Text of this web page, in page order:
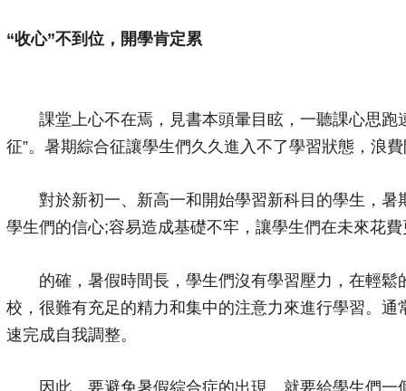
“收心”不到位，開學肯定累
課堂上心不在焉，見書本頭暈目眩，一聽課心思跑
征”。暑期綜合征讓學生們久久進入不了學習狀態，浪
對於新初一、新高一和開始學習新科目的學生，暑
學生們的信心;容易造成基礎不牢，讓學生們在未來花
的確，暑假時間長，學生們沒有學習壓力，在輕鬆
校，很難有充足的精力和集中的注意力來進行學習。
速完成自我調整。